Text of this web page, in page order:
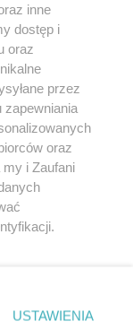
powielany i
sposób (w
polu
w
użycie lub
prawa,
kary i może być
inne
dostęp i
oraz
przez
zapewniania
oraz
my i Zaufani
prywatności
USTAWIENIA